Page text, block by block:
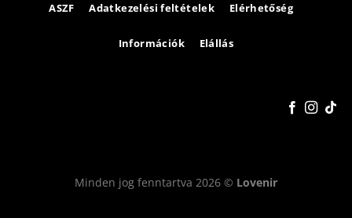
ASZF Adatkezelési feltételek Elérhetőség
Információk Elállás
Minden jog fenntartva 2026 © Lovenir